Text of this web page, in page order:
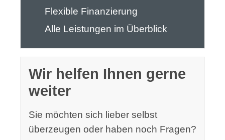
Flexible Finanzierung
Alle Leistungen im Überblick
Wir helfen Ihnen gerne
weiter
Sie möchten sich lieber selbst
überzeugen oder haben noch Fragen?